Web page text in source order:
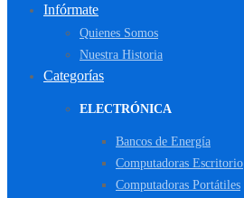
Infórmate
Quienes Somos
Nuestra Historia
Categorías
ELECTRÓNICA
Bancos de Energía
Computadoras Escritorio
Computadoras Portátiles